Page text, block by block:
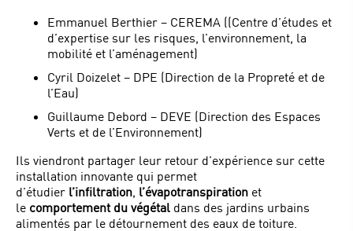
Emmanuel Berthier – CEREMA ((Centre d’études et
d’expertise sur les risques, l’environnement, la
mobilité et l’aménagement)
Cyril Doizelet – DPE (Direction de la Propreté et de
l’Eau)
Guillaume Debord – DEVE (Direction des Espaces
Verts et de l’Environnement)
Ils viendront partager leur retour d’expérience sur cette
installation innovante qui permet
d’étudier l’infiltration, l’évapotranspiration et
le comportement du végétal dans des jardins urbains
alimentés par le détournement des eaux de toiture.